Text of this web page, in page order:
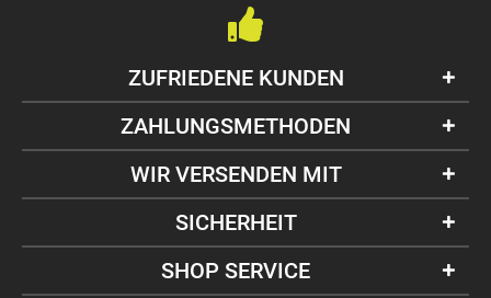
SHOP SERVICE
ZUFRIEDENE KUNDEN
ZAHLUNGSMETHODEN
WIR VERSENDEN MIT
SICHERHEIT